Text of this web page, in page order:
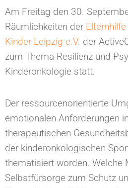
Am Freitag den 30.
Räumlichkeiten der
Kinder Leipzig e.V. der
zum Thema Resilienz und
Kinderonkologie statt.
Der ressourcenorientierte
emotionalen Anforderungen
therapeutischen
der kinderonkologischen
thematisiert worden. Welche
Selbstfürsorge zum Schutz